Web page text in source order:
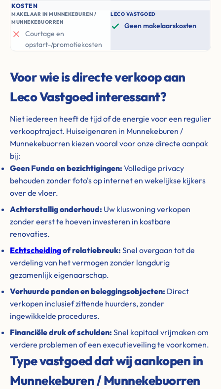
KOSTEN
MAKELAAR IN MUNNEKEBUREN /
MUNNEKEBUORREN
Courtage en
opstart-/promotiekosten
LECO VASTGOED
Geen makelaarskosten
Voor wie is directe verkoop aan
Leco Vastgoed interessant?
Niet iedereen heeft de tijd of de energie voor een regulier
verkooptraject. Huiseigenaren in Munnekeburen /
Munnekebuorren kiezen vooral voor onze directe aanpak
bij:
Geen Funda en bezichtigingen: Volledige privacy
behouden zonder foto's op internet en wekelijkse kijkers
over de vloer.
Achterstallig onderhoud: Uw kluswoning verkopen
zonder eerst te hoeven investeren in kostbare
renovaties.
Echtscheidingof relatiebreuk: Snel overgaan tot de
verdeling van het vermogen zonder langdurig
gezamenlijk eigenaarschap.
Verhuurde panden en beleggingsobjecten: Direct
verkopen inclusief zittende huurders, zonder
ingewikkelde procedures.
Financiële druk of schulden: Snel kapitaal vrijmaken om
verdere problemen of een executieveiling te voorkomen.
Type vastgoed dat wij aankopen in
Munnekeburen / Munnekebuorren